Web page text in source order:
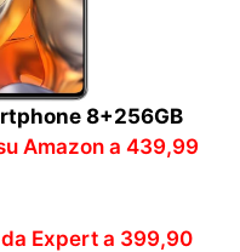
8+256GB
Amazon a 439,99
Expert a 399,90